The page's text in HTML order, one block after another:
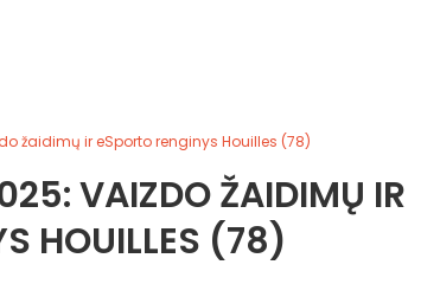
žaidimų ir eSporto renginys Houilles (78)
VAIZDO ŽAIDIMŲ IR
HOUILLES (78)